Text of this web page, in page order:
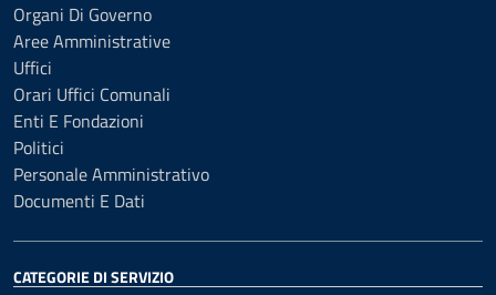
Organi Di Governo
Aree Amministrative
Uffici
Orari Uffici Comunali
Enti E Fondazioni
Politici
Personale Amministrativo
Documenti E Dati
CATEGORIE DI SERVIZIO